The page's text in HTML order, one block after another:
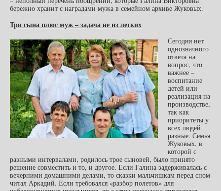
бережно хранит с наградами мужа в семейном архиве Жуковых.
Три сына плюс муж – задача не из легких
Сегодня нет
однозначного
ответа на
вопрос, что
важнее –
воспитание
детей или
реализация на
производстве,
так как
приоритеты у
всех людей
разные. Семья
Жуковых, в
которой с
разными интервалами, родилось трое сыновей, было принято
решение совместить и то, и другое. Если Галина задерживалась с
вечерними домашними делами, то сказки мальчишкам перед сном
читал Аркадий. Если требовался «разбор полетов» для